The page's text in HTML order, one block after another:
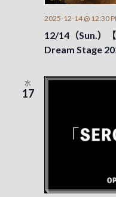
12/14（Sun.）
Dream Stage
2025-12-14 @ 12:30
水
17